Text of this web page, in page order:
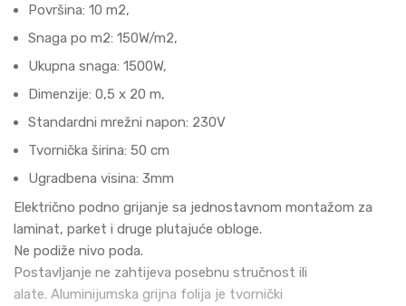
Površina: 10 m2,
Snaga po m2: 150W/m2,
Ukupna snaga: 1500W,
Dimenzije: 0,5 x 20 m,
Standardni mrežni napon: 230V
Tvornička širina: 50 cm
Ugradbena visina: 3mm
Električno podno grijanje sa jednostavnom montažom za
laminat, parket i druge plutajuće obloge.
Ne podiže nivo poda.
Postavljanje ne zahtijeva posebnu stručnost ili
alate. Aluminijumska grijna folija je tvornički